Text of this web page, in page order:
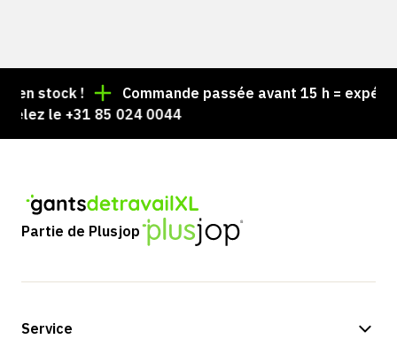
stock !
Commande passée avant 15 h = expédiée
le +31 85 024 0044
Partie de Plusjop
Service